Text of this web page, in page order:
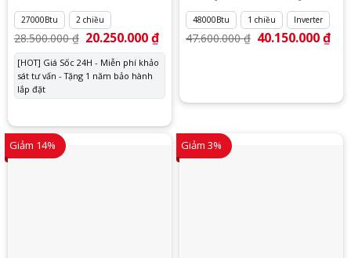
27000Btu 2 chiều
28.500.000₫ Giá
gốc
là:
28.500.000 ₫.
20.250.000₫Giá
tại
[HOT] Giá Sốc 24H - Miễn phí khảo
sát tư vấn - Tặng 1 năm bảo hành
lắp đặt
48000Btu 1 chiều Inverter
47.600.000₫ Giá
gốc
40.150.000₫Giá
Giảm 14% Giảm 3%